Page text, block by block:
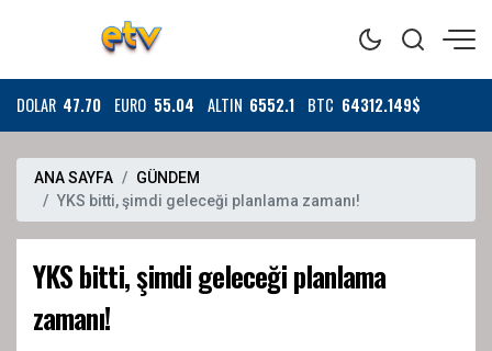
DOLAR 47.70 EURO 55.04 ALTIN 6552.1 BTC 64312.149$
ANA SAYFA
GÜNDEM
YKS bitti, şimdi geleceği planlama zamanı!
YKS bitti, şimdi geleceği planlama
zamanı!